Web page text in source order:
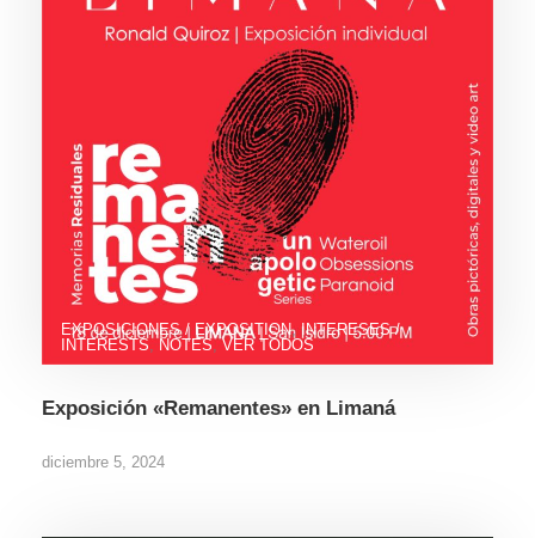
EXPOSICIONES / EXPOSITION, INTERESES /
INTERESTS, NOTES, VER TODOS
Exposición «Remanentes» en Limaná
diciembre 5, 2024